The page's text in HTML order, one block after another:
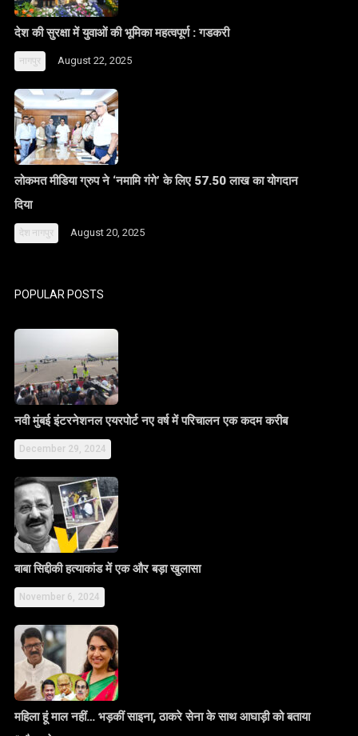
देश की सुरक्षा में युवाओं की भूमिका महत्वपूर्ण : गडकरी
नागपुर August 22, 2025
लोकमत मीडिया ग्रुप ने ‘नमामि गंगे’ के लिए 57.50 लाख का योगदान
दिया
देश नागपुर August 20, 2025
POPULAR POSTS
नवी मुंबई इंटरनेशनल एयरपोर्ट नए वर्ष में परिचालन एक कदम करीब
December 29, 2024
बाबा सिद्दीकी हत्याकांड में एक और बड़ा खुलासा
November 6, 2024
महिला हूं माल नहीं… भड़कीं साइना, ठाकरे सेना के साथ आघाड़ी को बताया